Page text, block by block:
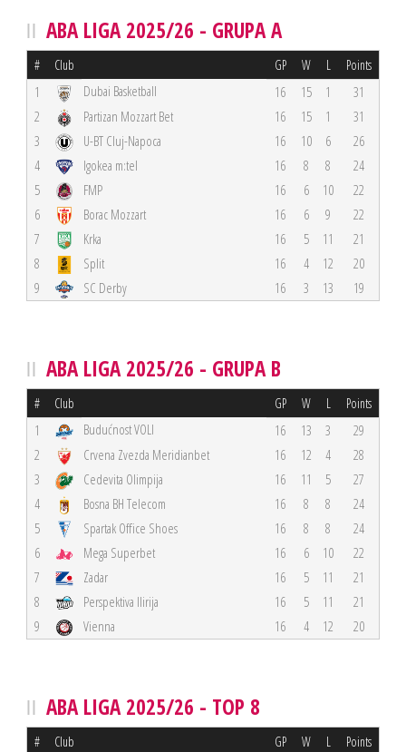
ABA LIGA 2025/26 - GRUPA A
# Club GP W L Points
1 Dubai Basketball 16 15 1
31
2
Partizan Mozzart Bet 16 15 1
31
3
U-BT Cluj-Napoca 16 10 6
26
4
Igokea m:tel 16 8 8
24
5
FMP 16 6 10
22
6
Borac Mozzart 16 6 9
22
7
Krka 16 5 11
21
8
Split 16 4 12
20
9
SC Derby 16 3 13 19
ABA LIGA 2025/26 - GRUPA B
# Club GP W L Points
1 Budućnost VOLI 16 13 3
29
2
Crvena Zvezda Meridianbet 16 12 4
28
3
Cedevita Olimpija 16 11 5
27
4
Bosna BH Telecom 16 8 8
24
5
Spartak Office Shoes 16 8 8
24
6
Mega Superbet 16 6 10
22
7
Zadar 16 5 11
21
8
Perspektiva Ilirija 16 5 11
21
9
Vienna 16 4 12 20
ABA LIGA 2025/26 - TOP 8
# Club GP W L Points